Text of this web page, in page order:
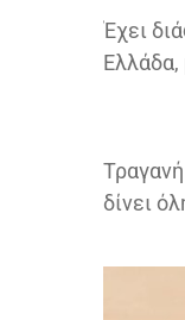
Έχει
Ελλάδα,
δίνει